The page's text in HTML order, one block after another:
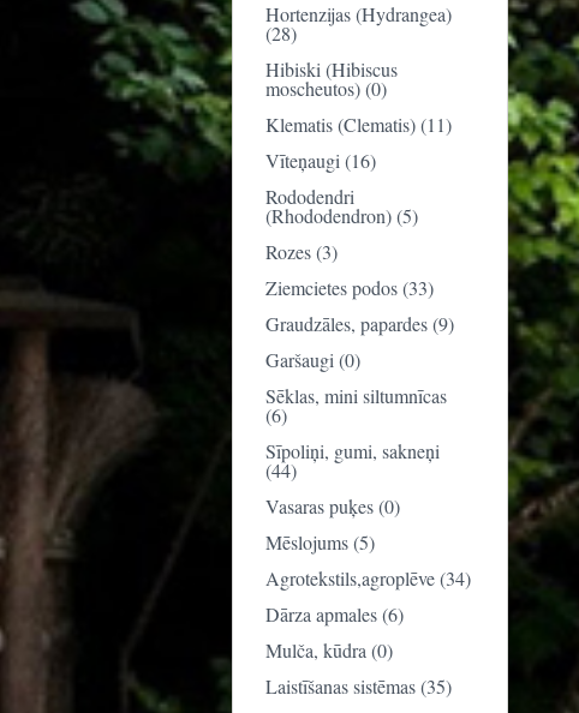
Hortenzijas (Hydrangea)
(28)
Hibiski (Hibiscus
moscheutos) (0)
Klematis (Clematis) (11)
Vīteņaugi (16)
Rododendri
(Rhododendron) (5)
Rozes (3)
Ziemcietes podos (33)
Graudzāles, papardes (9)
Garšaugi (0)
Sēklas, mini siltumnīcas
(6)
Sīpoliņi, gumi, sakneņi
(44)
Vasaras puķes (0)
Mēslojums (5)
Agrotekstils,agroplēve (34)
Dārza apmales (6)
Mulča, kūdra (0)
Laistīšanas sistēmas (35)